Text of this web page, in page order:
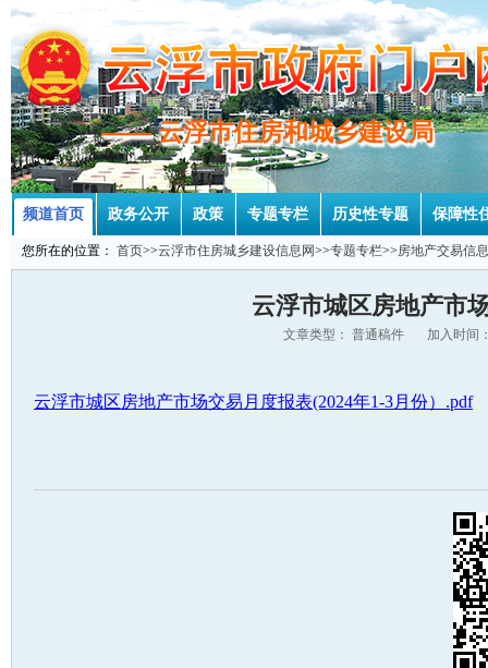
—— 云浮市住房和城乡建设局
—— 云浮市住房和城乡建设局
频道首页 政务公开 政策 专题专栏 历史性专题 保障性
您所在的位置： 首页>>云浮市住房城乡建设信息网>>专题专栏>>房地产交易信息
云浮市城区房地产市
文章类型： 普通稿件 加入时间
云浮市城区房地产市场交易月度报表(2024年1-3月份）.pdf